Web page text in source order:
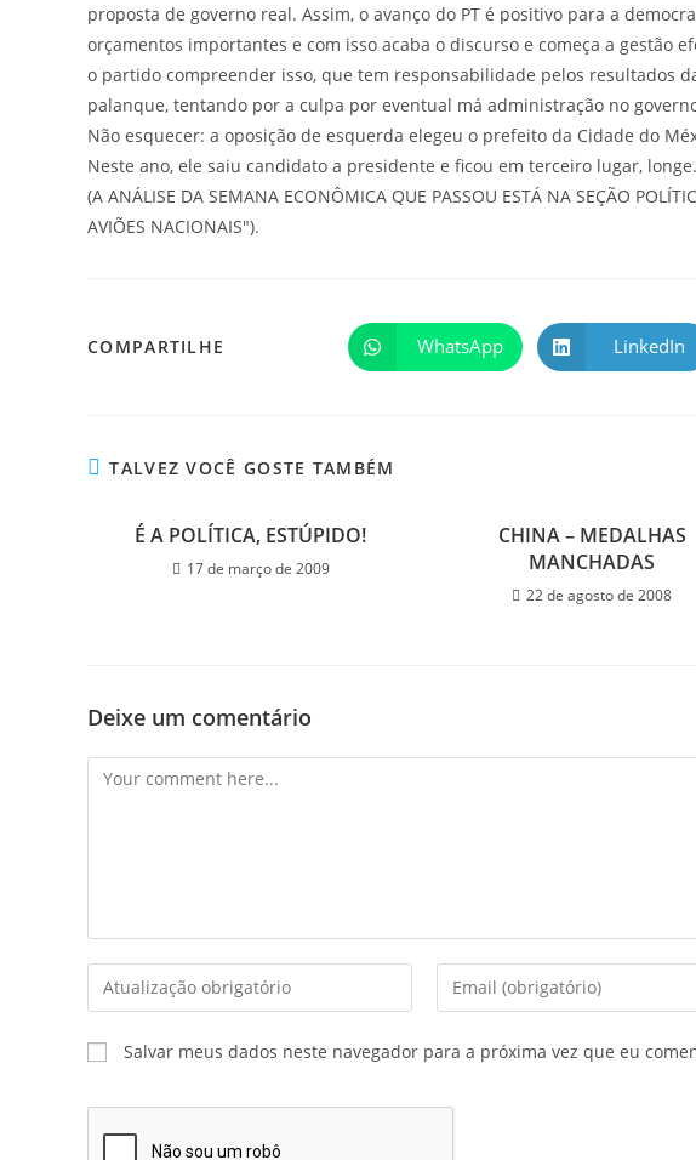
proposta de governo real. Assim, o avanço do PT é positivo para a
orçamentos importantes e com isso acaba o discurso e começa a gestão
o partido compreender isso, que tem responsabilidade pelos resultados
palanque, tentando por a culpa por eventual má administração no
Não esquecer: a oposição de esquerda elegeu o prefeito da Cidade do
Neste ano, ele saiu candidato a presidente e ficou em terceiro lugar,
(A ANÁLISE DA SEMANA ECONÔMICA QUE PASSOU ESTÁ NA SEÇÃO
AVIÕES NACIONAIS").
COMPARTILHE WhatsApp LinkedIn
TALVEZ VOCÊ GOSTE TAMBÉM
É A POLÍTICA, ESTÚPIDO!
17 de março de 2009
CHINA – MEDALHAS
MANCHADAS
22 de agosto de 2008
Deixe um comentário
Salvar meus dados neste navegador para a próxima vez que eu